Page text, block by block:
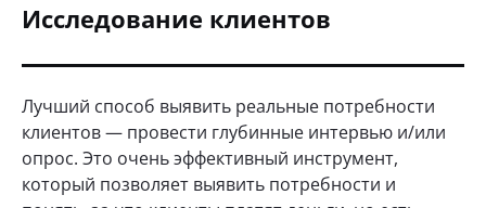
Исследование клиентов
Лучший способ выявить реальные потребности
клиентов — провести глубинные интервью и/или
опрос. Это очень эффективный инструмент,
который позволяет выявить потребности и